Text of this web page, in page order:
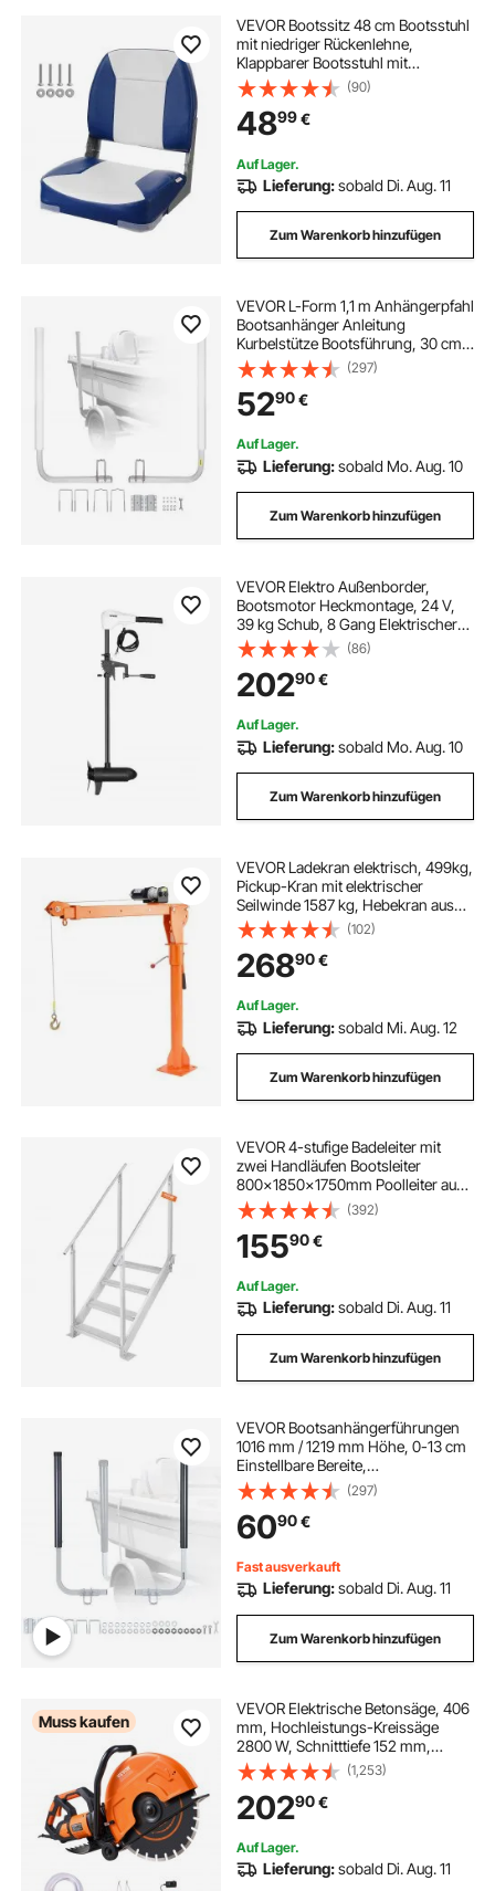
VEVOR Bootssitz 48 cm Bootsstuhl
mit niedriger Rückenlehne,
Klappbarer Bootsstuhl mit
Verdickter Schwammpolsterung
und Scharnier, Herunterklappbarer
Bootskapitänsstuhl für Fischerboot,
Ausflugsboot
(90)
4899€
Auf Lager.
Lieferung:sobald Di. Aug. 11
Zum Warenkorb hinzufügen
VEVOR L-Form 1,1 m Anhängerpfahl
Bootsanhänger Anleitung
Kurbelstütze Bootsführung, 30 cm
Einstellbare Breite Boat Trailer
Guide-on, Ersatzteile und Zubehör
für Skiboot Fischerboot
Segelbootanhänger
(297)
5290€
Auf Lager.
Lieferung:sobald Mo. Aug. 10
Zum Warenkorb hinzufügen
VEVOR Elektro Außenborder,
Bootsmotor Heckmontage, 24 V,
39 kg Schub, 8 Gang Elektrischer
Trolling Motor mit Batterieanzeige,
für Kajaks, Fischerboote auf
Süß-/Salzwasser, 915 mm Welle
(86)
20290€
Auf Lager.
Lieferung:sobald Mo. Aug. 10
Zum Warenkorb hinzufügen
VEVOR Ladekran elektrisch, 499kg,
Pickup-Kran mit elektrischer
Seilwinde 1587 kg, Hebekran aus
Stahl für Pickup-Trucks, 360°
schwenkbar, zum Heben von
Gütern auf der Baustelle oder in der
Fabrik
(102)
26890€
Auf Lager.
Lieferung:sobald Mi. Aug. 12
Zum Warenkorb hinzufügen
VEVOR 4-stufige Badeleiter mit
zwei Handläufen Bootsleiter
800x1850x1750mm Poolleiter aus
Aluminiumlegierung Treppenleiter
250kg Tragfähigkeit 55x10cm
Pedale Ideal für Häfen Boot
Schwimmbäder
(392)
15590€
Auf Lager.
Lieferung:sobald Di. Aug. 11
Zum Warenkorb hinzufügen
VEVOR Bootsanhängerführungen
1016 mm / 1219 mm Höhe, 0-13 cm
Einstellbare Bereite,
Anhängerführung aus Hochfestem
Stahl mit PVC-Rohren, Passend für
Skiboote Fischerboote Kleine
Segelboote
(297)
6090€
Fast ausverkauft
Lieferung:sobald Di. Aug. 11
Zum Warenkorb hinzufügen
Muss kaufen
VEVOR Elektrische Betonsäge, 406
mm, Hochleistungs-Kreissäge
2800 W, Schnitttiefe 152 mm,
Nass-/Trocken-Scheibensäge mit
Wasserrohr, Wasserpumpe,
Sägeblatt, für Stein und Ziegel
(1,253)
20290€
Auf Lager.
Lieferung:sobald Di. Aug. 11